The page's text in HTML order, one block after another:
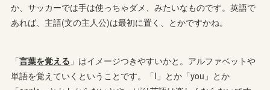
か、サッカーでは手は使っちゃダメ、みたいなものです。英語で
あれば、主語(文の主人公)は最初に置く、とかですかね。
「言葉を覚える 」はイメージつきやすいかと。アルファベットや
単語を覚えていくということです。「I」とか「you」とか